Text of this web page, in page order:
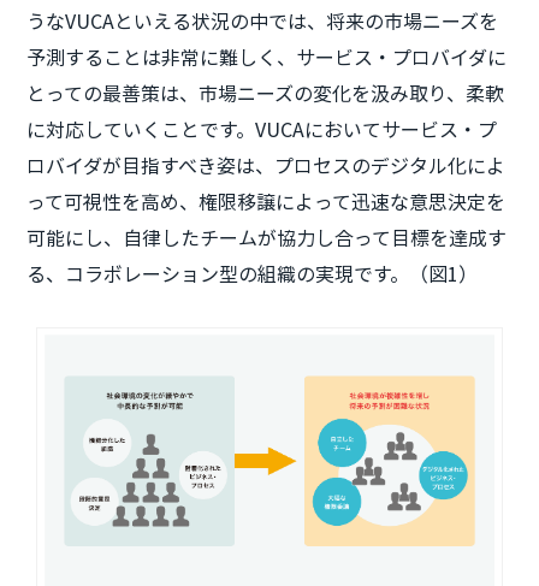
うなVUCAといえる状況の中では、将来の市場ニーズを
予測することは非常に難しく、サービス・プロバイダに
とっての最善策は、市場ニーズの変化を汲み取り、柔軟
に対応していくことです。VUCAにおいてサービス・プ
ロバイダが目指すべき姿は、プロセスのデジタル化によ
って可視性を高め、権限移譲によって迅速な意思決定を
可能にし、自律したチームが協力し合って目標を達成す
る、コラボレーション型の組織の実現です。（図1）